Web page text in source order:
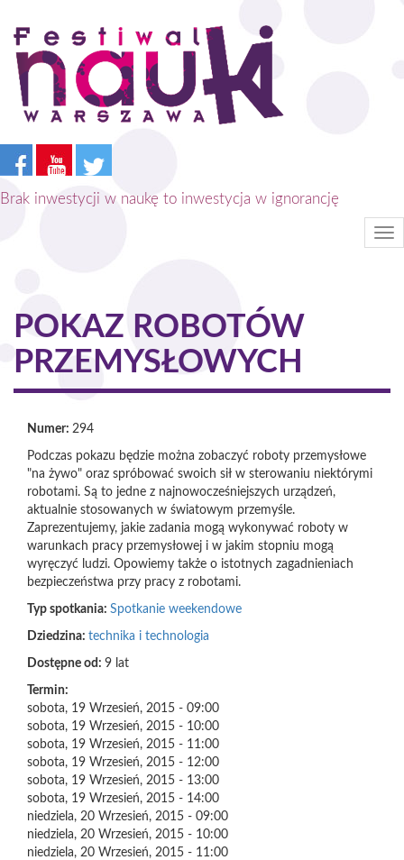
Przejdź
treści
Brak inwestycji w naukę to inwestycja w ignorancję
POKAZ ROBOTÓW
PRZEMYSŁOWYCH
Numer: 294
Podczas pokazu będzie można zobaczyć roboty przemysłowe
"na żywo" oraz spróbować swoich sił w sterowaniu niektórymi
robotami. Są to jedne z najnowocześniejszych urządzeń,
aktualnie stosowanych w światowym przemyśle.
Zaprezentujemy, jakie zadania mogą wykonywać roboty w
warunkach pracy przemysłowej i w jakim stopniu mogą
wyręczyć ludzi. Opowiemy także o istotnych zagadnieniach
bezpieczeństwa przy pracy z robotami.
Typ spotkania: Spotkanie weekendowe
Dziedzina: technika i technologia
Dostępne od: 9 lat
Termin:
sobota, 19 Wrzesień, 2015 - 09:00
sobota, 19 Wrzesień, 2015 - 10:00
sobota, 19 Wrzesień, 2015 - 11:00
sobota, 19 Wrzesień, 2015 - 12:00
sobota, 19 Wrzesień, 2015 - 13:00
sobota, 19 Wrzesień, 2015 - 14:00
niedziela, 20 Wrzesień, 2015 - 09:00
niedziela, 20 Wrzesień, 2015 - 10:00
niedziela, 20 Wrzesień, 2015 - 11:00